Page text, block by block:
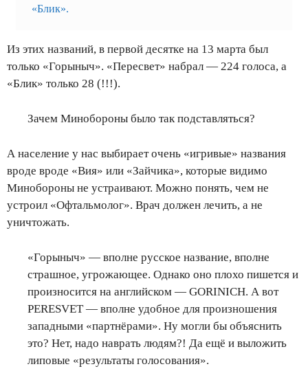
«Блик».
Из этих названий, в первой десятке на 13 марта был
только «Горыныч». «Пересвет» набрал — 224 голоса, а
«Блик» только 28 (!!!).
Зачем Минобороны было так подставляться?
А население у нас выбирает очень «игривые» названия
вроде вроде «Вия» или «Зайчика», которые видимо
Минобороны не устраивают. Можно понять, чем не
устроил «Офтальмолог». Врач должен лечить, а не
уничтожать.
«Горыныч» — вполне русское название, вполне
страшное, угрожающее. Однако оно плохо пишется и
произносится на английском — GORINICH. А вот
PERESVET — вполне удобное для произношения
западными «партнёрами». Ну могли бы объяснить
это? Нет, надо наврать людям?! Да ещё и выложить
липовые «результаты голосования».